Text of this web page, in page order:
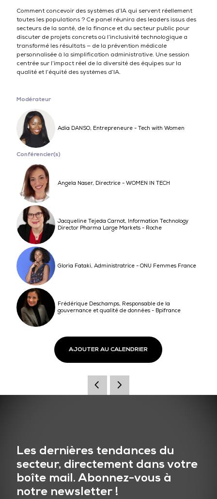
Comment concevoir des systèmes d’IA qui servent réellement
toutes les populations ? Ce panel réunira des leaders issus des
secteurs de la santé, de la finance et du secteur public pour
discuter de projets concrets où l’inclusivité technologique a
transformé les résultats — de la prévention médicale
personnalisée à la simplification administrative. Une session
centrée sur l’impact réel de la diversité des équipes sur la
qualité et l’équité des systèmes d’IA.
Modérateur
Adia DANSO, Entrepreneure - Tech with Women
Conférencier(s)
Angela Naser, Directrice - WOMEN IN TECH
Jacqueline Tejeda Carnot, Information Technology
Director Pharma Large Markets - Roche
Gloria Fataki, Administratrice - ONU Femmes France
Frédérique Deschamps, Responsable de la
gouvernance et qualité de données - Bpifrance
AJOUTER AU CALENDRIER
Les dernières tendances du
secteur, directement dans votre
boîte mail. Abonnez-vous à
notre newsletter !